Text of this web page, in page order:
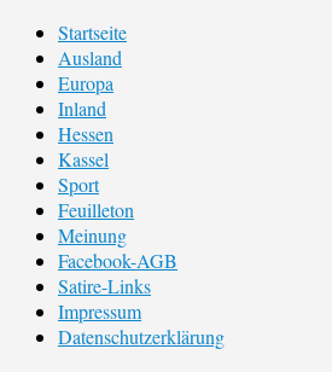
Startseite
Ausland
Europa
Inland
Hessen
Kassel
Sport
Feuilleton
Meinung
Facebook-AGB
Satire-Links
Impressum
Datenschutzerklärung